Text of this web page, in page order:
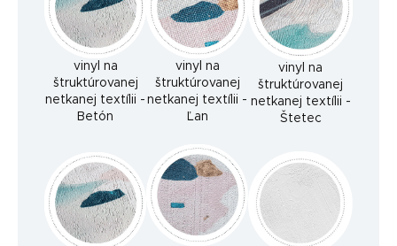
vinyl na
štruktúrovanej
netkanej textílii -
Betón
vinyl na
štruktúrovanej
netkanej textílii -
Ľan
vinyl na
štruktúrovanej
netkanej textílii -
Štetec